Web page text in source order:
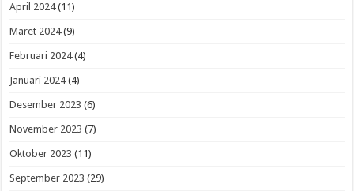
April 2024(11)
Maret 2024(9)
Februari 2024(4)
Januari 2024(4)
Desember 2023 (6)
November 2023 (7)
Oktober 2023 (11)
September 2023 (29)